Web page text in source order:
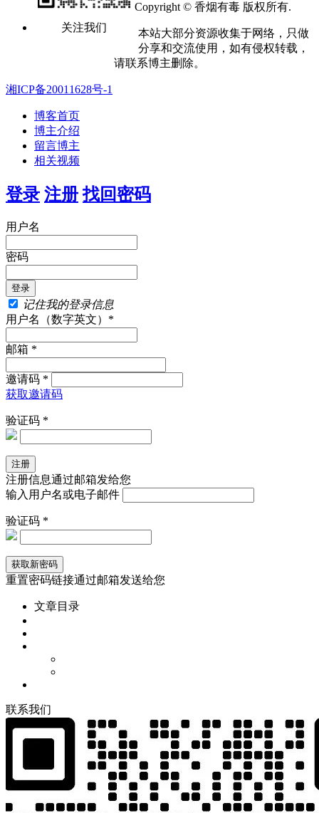
关注我们
Copyright © 香烟有毒 版权所有.
本站大部分资源收集于网络，只做
分享和交流使用，如有侵权转载，
请联系博主删除。
湘ICP备20011628号-1
博客首页
博主介绍
留言博主
相关视频
登录 注册 找回密码
用户名
密码
记住我的登录信息
用户名（数字英文）*
邮箱 *
邀请码 *
获取邀请码
验证码 *
注册信息通过邮箱发给您
输入用户名或电子邮件
验证码 *
重置密码链接通过邮箱发送给您
文章目录
联系我们